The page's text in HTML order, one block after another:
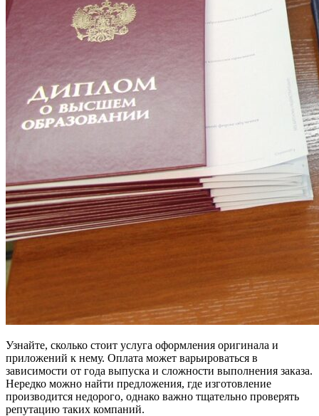
Узнайте, сколько стоит услуга оформления оригинала и
приложений к нему. Оплата может варьироваться в
зависимости от года выпуска и сложности выполнения заказа.
Нередко можно найти предложения, где изготовление
производится недорого, однако важно тщательно проверять
репутацию таких компаний.